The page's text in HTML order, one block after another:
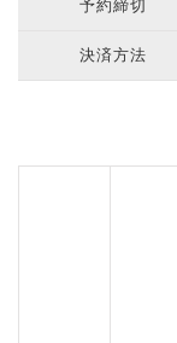
予約締切
決済方法